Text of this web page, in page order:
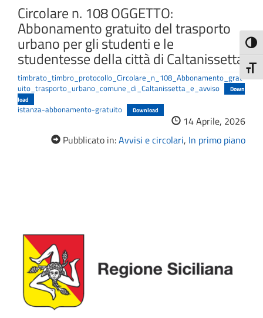
Circolare n. 108 OGGETTO:
Abbonamento gratuito del trasporto
urbano per gli studenti e le
studentesse della città di Caltanissetta
timbrato_timbro_protocollo_Circolare_n_108_Abbonamento_grat
uito_trasporto_urbano_comune_di_Caltanissetta_e_avviso
Down
load
istanza-abbonamento-gratuito Download
14 Aprile, 2026
Pubblicato in:Avvisi e circolari, In primo piano